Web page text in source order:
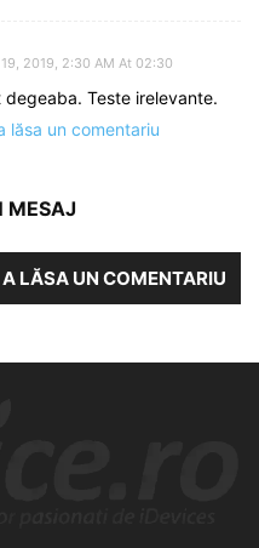
2019, 2:30 AM At 02:30
Teste irelevante.
lăsa un comentariu
MESAJ
LĂSA UN COMENTARIU